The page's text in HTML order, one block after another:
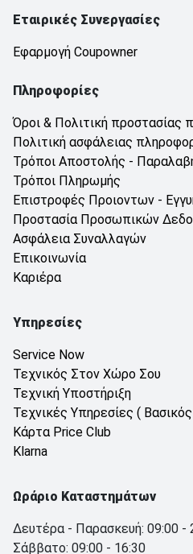
Εταιρικές Συνεργασίες
Εφαρμογή Coupowner
Πληροφορίες
Όροι & Πολιτική
Πολιτική ασφάλειας
Τρόποι Αποστολής -
Τρόποι Πληρωμής
Επιστροφές Προιοντων -
Προστασία Προσωπικών
Ασφάλεια Συναλλαγών
Επικοινωνία
Καριέρα
Υπηρεσίες
Service Now
Τεχνικός Στον Χώρο Σου
Τεχνική Υποστήριξη
Τεχνικές Υπηρεσίες (
Κάρτα Price Club
Klarna
Ωράριο Καταστημάτων
Δευτέρα - Παρασκευή: 09:00 -
Σάββατο: 09:00 - 16:30